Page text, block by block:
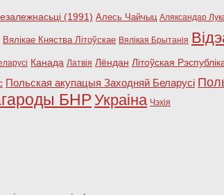
(1991) Алесь Чайчыц Аляксандар
Вялікае Княства Літоўскае Вялікая Брытанія
Канада Латвія Лёндан Літоўская
Польская акупацыя Заходняй Беларусі
БНР Украіна Чэхія